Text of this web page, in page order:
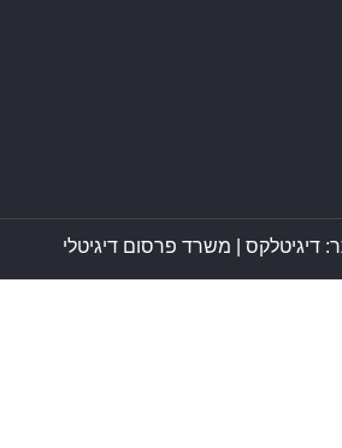
דיגיטלקס | משרד פרסום דיגיטלי